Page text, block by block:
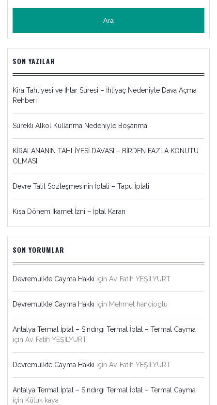
SON YAZILAR
Kira Tahliyesi ve İhtar Süresi – İhtiyaç Nedeniyle Dava Açma
Rehberi
Sürekli Alkol Kullanma Nedeniyle Boşanma
KİRALANANIN TAHLİYESİ DAVASI – BİRDEN FAZLA KONUTU
OLMASI
Devre Tatil Sözleşmesinin İptali – Tapu İptali
Kısa Dönem İkamet İzni – İptal Kararı
SON YORUMLAR
Devremülkte Cayma Hakkı için Av. Fatih YEŞİLYURT
Devremülkte Cayma Hakkı için Mehmet hancioglu
Antalya Termal İptal – Sındırgı Termal İptal – Termal Cayma
için Av. Fatih YEŞİLYURT
Devremülkte Cayma Hakkı için Av. Fatih YEŞİLYURT
Antalya Termal İptal – Sındırgı Termal İptal – Termal Cayma
için Kütük kaya